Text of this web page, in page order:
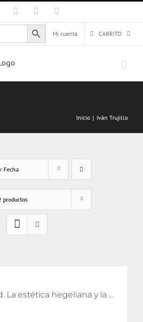
Facebook Instagram
Botón de búsqueda
Mi cuenta
CARRITO
Inicio Iván Trujillo
Fecha
productos
Arte y hostilidad. La estética hegeliana y la precipitación de la violencia